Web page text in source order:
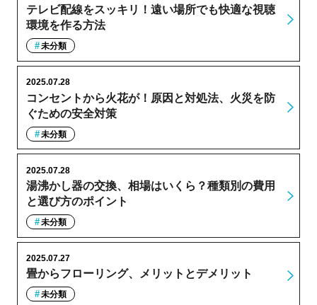
テレビ配線をスッキリ！遠い場所でも快適な視聴
環境を作る方法
未分類
コンセントから火花が！原因と対処法、火災を防
ぐための安全対策
2025.07.28
未分類
湯沸かし器の交換、相場はいくら？種類別の費用
と選び方のポイント
2025.07.28
未分類
畳からフローリング、メリットとデメリット
2025.07.27
未分類